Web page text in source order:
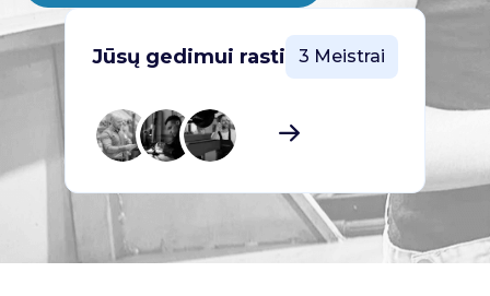
Jūsų gedimui rasti 3 Meistrai